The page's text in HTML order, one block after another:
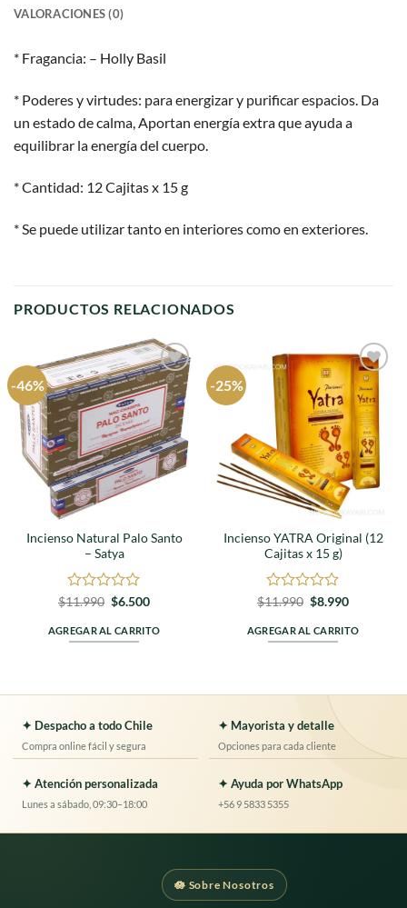
VALORACIONES (0)
* Fragancia: – Holly Basil
* Poderes y virtudes: para energizar y purificar espacios. Da
un estado de calma, Aportan energía extra que ayuda a
equilibrar la energía del cuerpo.
* Cantidad: 12 Cajitas x 15 g
* Se puede utilizar tanto en interiores como en exteriores.
PRODUCTOS RELACIONADOS
-46%
Agregar
a
favoritos
Incienso Natural Palo Santo
– Satya
Valorado
0
de
$11.990 El
original
era:
$6.500El
actual
es:
AGREGAR AL CARRITO
-25%
Agregar
a
favoritos
Incienso YATRA Original (12
Cajitas x 15 g)
Valorado
0
de
$11.990 El
original
era:
$8.990El
actual
es:
AGREGAR AL CARRITO
✦ Despacho a todo Chile
Compra online fácil y segura
✦ Mayorista y detalle
Opciones para cada cliente
✦ Atención personalizada
Lunes a sábado, 09:30–18:00
✦ Ayuda por WhatsApp
+56 9 5833 5355
🪷 Sobre Nosotros